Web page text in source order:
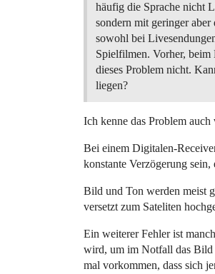
häufig die Sprache nicht
sondern mit geringer
sowohl bei
Spielfilmen. Vorher,
dieses Problem nicht.
liegen?
Ich kenne das Problem
Bei einem Digitalen-
konstante Verzögerung sein,
Bild und Ton werden meist
versetzt zum Sateliten
Ein weiterer Fehler ist
wird, um im Notfall das Bild
mal vorkommen, dass sich